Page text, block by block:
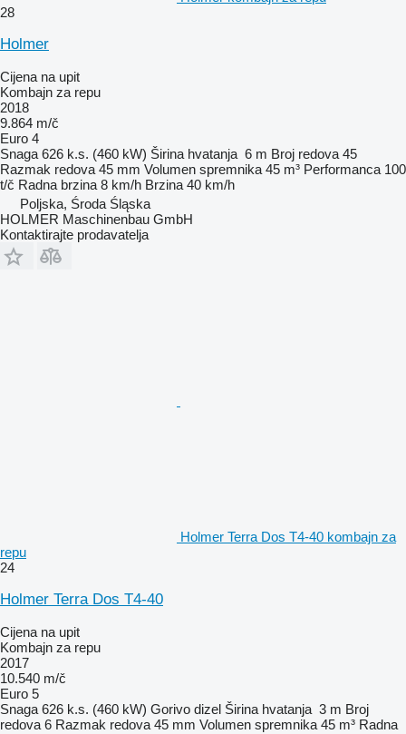
28
Holmer
Cijena na upit
Kombajn za repu
2018
9.864 m/č
Euro 4
Snaga 626 k.s. (460 kW) Širina hvatanja 6 m Broj redova 45
Razmak redova 45 mm Volumen spremnika 45 m³ Performanca 100
t/č Radna brzina 8 km/h Brzina 40 km/h
Poljska, Środa Śląska
HOLMER Maschinenbau GmbH
Kontaktirajte prodavatelja
Holmer Terra Dos T4-40 kombajn za
repu
24
Holmer Terra Dos T4-40
Cijena na upit
Kombajn za repu
2017
10.540 m/č
Euro 5
Snaga 626 k.s. (460 kW) Gorivo dizel Širina hvatanja 3 m Broj
redova 6 Razmak redova 45 mm Volumen spremnika 45 m³ Radna